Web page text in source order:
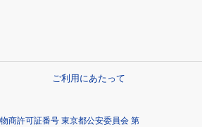
ご利用にあたって
商許可証番号 東京都公安委員会 第